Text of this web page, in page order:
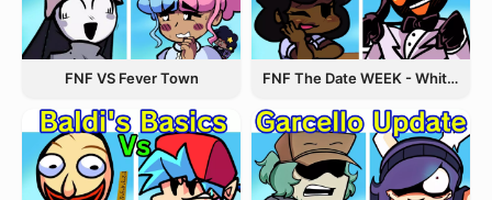
FNF VS Fever Town FNF The Date WEEK - Whitty and Carol